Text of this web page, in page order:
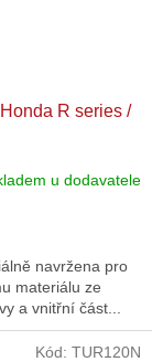
R series /
u dodavatele
navržena pro
materiálu ze
a vnitřní část...
Kód: TUR120N